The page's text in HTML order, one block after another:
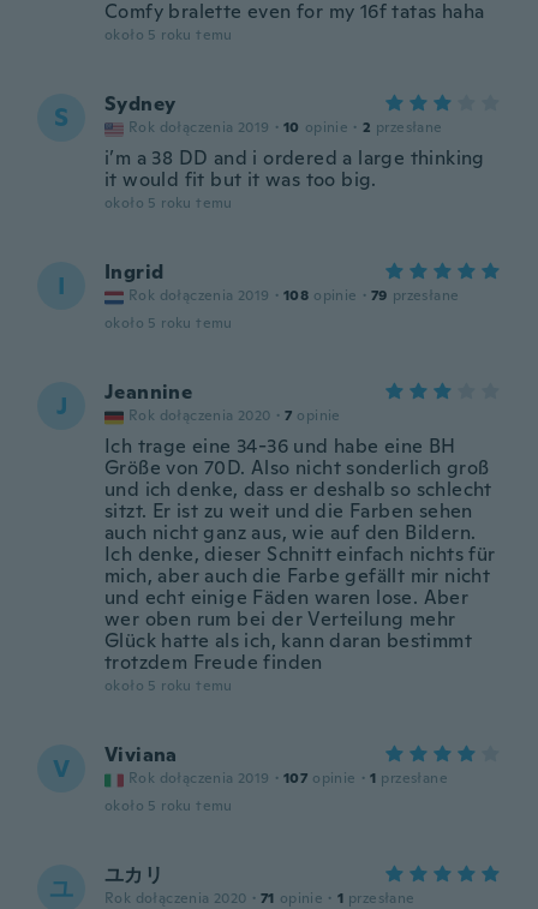
Comfy bralette even for my 16f tatas haha
około 5 roku temu
S Sydney
Rok dołączenia 2019 · 10 opinie · 2 przesłane
i’m a 38 DD and i ordered a large thinking
it would fit but it was too big.
około 5 roku temu
I Ingrid
Rok dołączenia 2019 · 108 opinie · 79 przesłane
około 5 roku temu
J Jeannine
Rok dołączenia 2020 · 7 opinie
Ich trage eine 34-36 und habe eine BH
Größe von 70D. Also nicht sonderlich groß
und ich denke, dass er deshalb so schlecht
sitzt. Er ist zu weit und die Farben sehen
auch nicht ganz aus, wie auf den Bildern.
Ich denke, dieser Schnitt einfach nichts für
mich, aber auch die Farbe gefällt mir nicht
und echt einige Fäden waren lose. Aber
wer oben rum bei der Verteilung mehr
Glück hatte als ich, kann daran bestimmt
trotzdem Freude finden
około 5 roku temu
V Viviana
Rok dołączenia 2019 · 107 opinie · 1 przesłane
około 5 roku temu
ユ ユカリ
Rok dołączenia 2020 · 71 opinie · 1 przesłane